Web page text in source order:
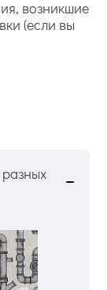
возникшие
(если вы